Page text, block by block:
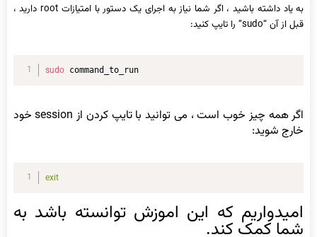
به یاد داشته باشید ، اگر شما نیاز به اجرای یک دستور با امتیازات root دارید ،
قبل از آن “sudo” را تایپ کنید:
sudo command_to_run
اگر همه چیز خوب است ، می توانید با تایپ کردن از session خود
خارج شوید:
exit
امیدواریم که این اموزش توانسته باشد به
شما کمک کند.